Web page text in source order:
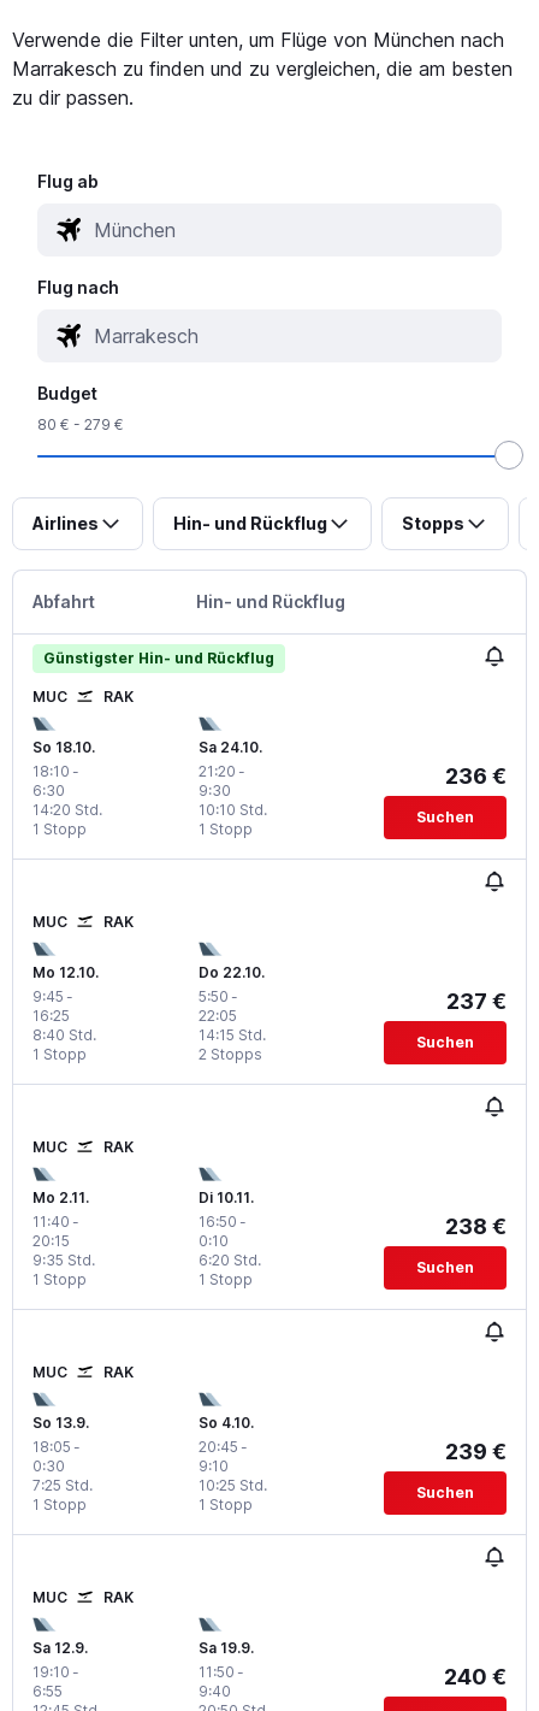
Verwende die Filter unten, um Flüge von München nach
Marrakesch zu finden und zu vergleichen, die am besten
zu dir passen.
Flug ab
Flug nach
Budget
80 € - 279 €
Airlines Hin- und Rückflug Stopps
Abfahrt Hin- und Rückflug
Günstigster Hin- und Rückflug
MUC RAK
So 18.10.
18:10 -
6:30
1 Stopp
14:20 Std.
Sa 24.10.
21:20 -
9:30
1 Stopp
10:10 Std.
236 €
Suchen
MUC RAK
Mo 12.10.
9:45 -
16:25
1 Stopp
8:40 Std.
Do 22.10.
5:50 -
22:05
2 Stopps
14:15 Std.
237 €
Suchen
MUC RAK
Mo 2.11.
11:40 -
20:15
1 Stopp
9:35 Std.
Di 10.11.
16:50 -
0:10
1 Stopp
6:20 Std.
238 €
Suchen
MUC RAK
So 13.9.
18:05 -
0:30
1 Stopp
7:25 Std.
So 4.10.
20:45 -
9:10
1 Stopp
10:25 Std.
239 €
Suchen
MUC RAK
Sa 12.9.
19:10 -
6:55
Sa 19.9.
11:50 -
9:40
240 €